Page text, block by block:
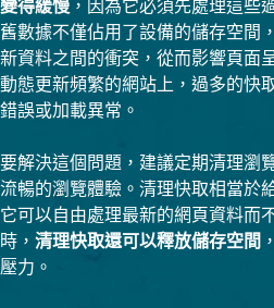
變得緩慢 ，因為它必須先處理這些
舊數據不僅佔用了設備的儲存空間
新資料之間的衝突，從而影響頁面
動態更新頻繁的網站上，過多的快
錯誤或加載異常。
要解決這個問題，建議定期清理瀏
流暢的瀏覽體驗。清理快取相當於
它可以自由處理最新的網頁資料而
時， 清理快取還可以釋放儲存空間
壓力。